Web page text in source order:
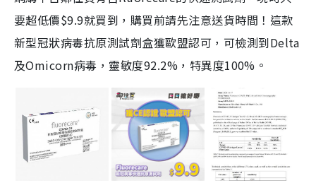
要超低價$9.9就買到，購買前請先注意送貨時間！這款
新型冠狀病毒抗原測試劑盒獲歐盟認可，可檢測到Delta
及Omicorn病毒，靈敏度92.2%，特異度100%。